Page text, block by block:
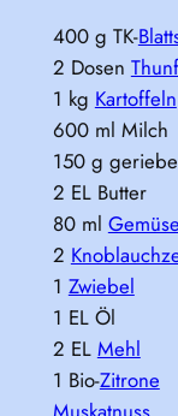
400 g TK-
2 Dosen
1 kg Kartoffeln
600 ml Milch
150 g
2 EL Butter
80 ml
2
1 Zwiebel
1 EL Öl
2 EL Mehl
1 Bio-Zitrone